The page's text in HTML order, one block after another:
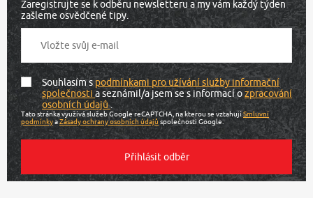
Zaregistrujte se k odběru newsletteru a my vám každý týden
zašleme osvědčené tipy.
Souhlasím spodmínkami pro užívání služby informační
společnostia seznámil/a jsem se s informací ozpracování
osobních údajů.
Tato stránka využívá služeb Google reCAPTCHA, na kterou se vztahujíSmluvní
podmínkyaZásady ochrany osobních údajůspolečnosti Google.